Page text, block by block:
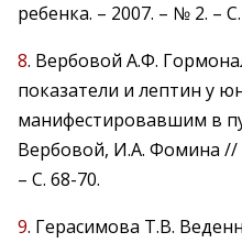
ребенка. – 2007. – № 2. –
8. Вербовой А.Ф.
показатели и лептин у
манифестировавшим в
Вербовой, И.А. Фомина //
– С. 68-70.
9. Герасимова Т.В.